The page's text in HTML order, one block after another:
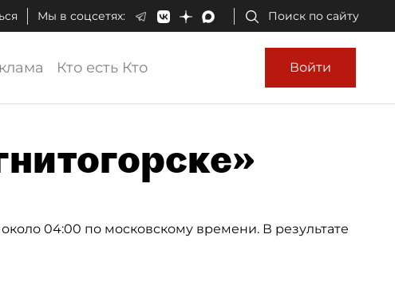
Мы в соцсетях: Поиск по сайту
Кто есть Кто Войти
04:00 по московскому времени. В результате